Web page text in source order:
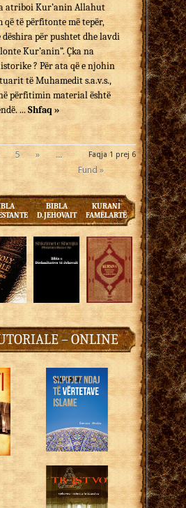
atriboi Kur’anin Allahut
që të përfitonte më tepër,
për pushtet dhe lavdi
Kur’anin”. Çka na
? Për ata që e njohin
të Muhamedit s.a.v.s.,
përfitimin material është
...Shfaq »
Faqja 1 prej 6
5 »
...
Fund »
BIBLA
D.JEHOVAIT
KURANI
FAMËLARTË
– ONLINE